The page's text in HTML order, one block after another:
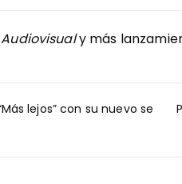
Audiovisualy más
lejos” con su nuevo se